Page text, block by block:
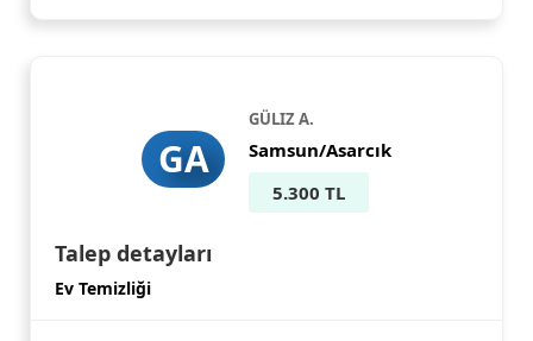
GA
GÜLIZ A.
Samsun/Asarcık
5.300 TL
Talep detayları
Ev Temizliği